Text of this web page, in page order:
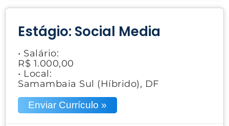
Estágio: Social Media
• Salário:
R$ 1.000,00
• Local:
Samambaia Sul (Híbrido), DF
Enviar Currículo »